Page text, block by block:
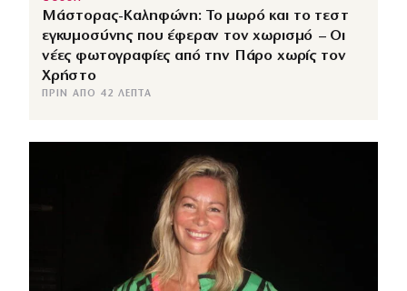
Μάστορας-Καληφώνη: Το μωρό και το τεστ
εγκυμοσύνης που έφεραν τον χωρισμό – Οι
νέες φωτογραφίες από την Πάρο χωρίς τον
Χρήστο
ΠΡΙΝ ΑΠΌ 42 ΛΕΠΤΆ